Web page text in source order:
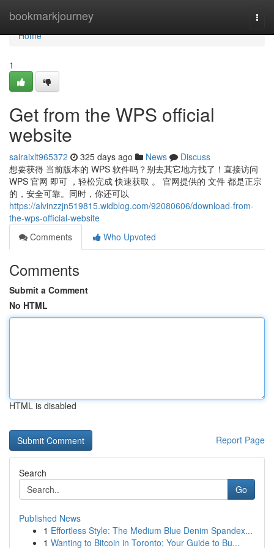
bookmarkjourney
Home
Home
1
Get from the WPS official
website
sairaixlt965372 325 days ago News
Discuss
想要获得 当前版本的 WPS 软件吗？别去其它地方找了！直接访问
WPS 官网 即可 ，轻松完成 快速获取 。 官网提供的 文件 都是正宗
的，安全可靠。同时，你还可以
https://alvinzzjn519815.widblog.com/92080606/download-from-
the-wps-official-website
Comments
Who Upvoted
Comments
Submit a Comment
No HTML
HTML is disabled
Report Page
Search
Go
Published News
1 Effortless Style: The Medium Blue Denim Spandex...
1 Wanting to Bitcoin in Toronto: Your Guide to Bu...